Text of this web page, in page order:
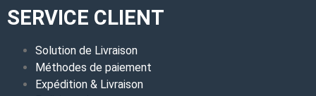
SERVICE CLIENT
Solution de Livraison
Méthodes de paiement
Expédition & Livraison